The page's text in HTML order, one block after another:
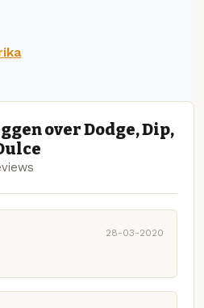
over Dodge, Dip,
28-03-2020